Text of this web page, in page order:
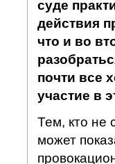
суде
действия
что и во
почти все
участие в
Тем, кто не
может